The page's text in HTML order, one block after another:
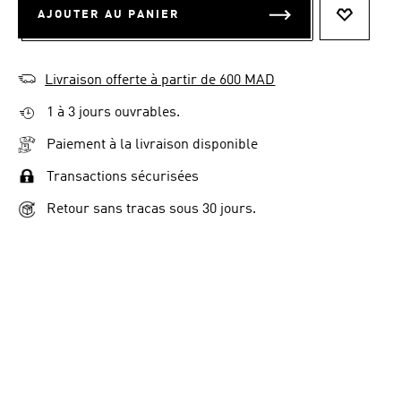
AJOUTER AU PANIER
Livraison offerte à partir de 600 MAD
1 à 3 jours ouvrables.
Paiement à la livraison disponible
Transactions sécurisées
Retour sans tracas sous 30 jours.